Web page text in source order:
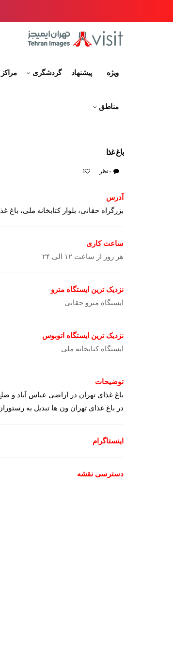
ویژه پیشنهاد گردشگری
مناطق
باغ غذا
۰ نظر 1
آدرس
بزرگراه حقانی، بلوار کتابخانه ملی، باغ
ساعت کاری
هر روز از ساعت ۱۲ الی ۲۴
نزدیک ترین ایستگاه مترو
ایستگاه مترو حقانی
نزدیک ترین ایستگاه اتوبوس
ایستگاه کتابخانه ملی
توضیحات
باغ غذای تهران در اراضی عباس آباد و
در باغ غذای تهران ون ها تبدیل به
اینستاگرام
دسترسی نقشه